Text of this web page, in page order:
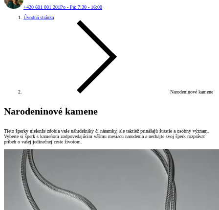
+420 601 001 201Po - Pá: 7:30 - 16:00
Úvodná stránka
Narodeninové kamene
Narodeninové kamene
Tieto šperky nielenže zdobia vaše náhrdelníky či náramky, ale taktiež prinášajú šťastie a osobný význam.
Vyberte si šperk s kameňom zodpovedajúcim vášmu mesiacu narodenia a nechajte svoj šperk rozprávať
príbeh o vašej jedinečnej ceste životom.